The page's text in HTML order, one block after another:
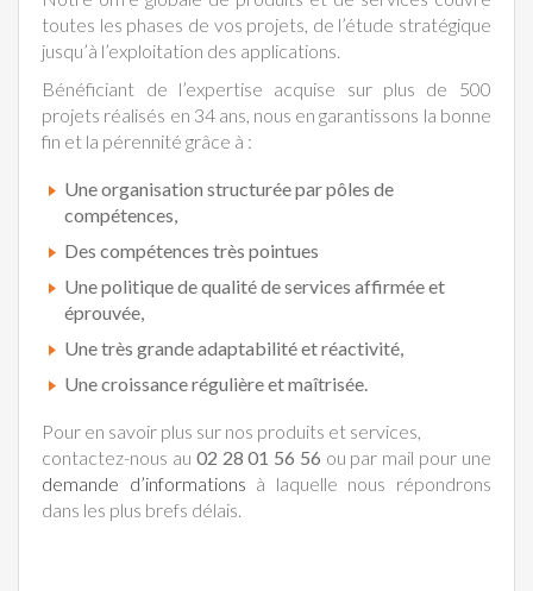
toutes les phases de vos projets, de l’étude stratégique
jusqu’à l’exploitation des applications.
Bénéficiant de l’expertise acquise sur plus de 500
projets réalisés en 34 ans, nous en garantissons la bonne
fin et la pérennité grâce à :
Une organisation structurée par pôles de
compétences,
Des compétences très pointues
Une politique de qualité de services affirmée et
éprouvée,
Une très grande adaptabilité et réactivité,
Une croissance régulière et maîtrisée.
Pour en savoir plus sur nos produits et services,
contactez-nous au 02 28 01 56 56 ou par mail pour une
demande d’informations à laquelle nous répondrons
dans les plus brefs délais.